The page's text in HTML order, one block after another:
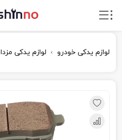
لوازم یدکی خودرو لوازم یدکی مزدا ۲